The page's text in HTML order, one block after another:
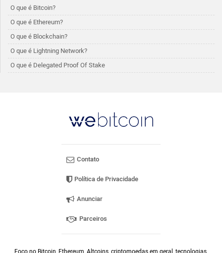
O que é Bitcoin?
O que é Ethereum?
O que é Blockchain?
O que é Lightning Network?
O que é Delegated Proof Of Stake
Contato
Política de Privacidade
Anunciar
Parceiros